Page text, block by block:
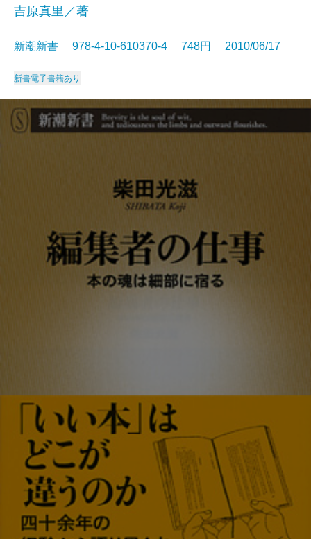
吉原真里／著
新潮新書 978-4-10-610370-4 748円 2010/06/17
新書電子書籍あり